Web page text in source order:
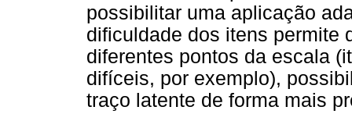
possibilitar uma aplicação
dificuldade dos itens permite
diferentes pontos da escala
difíceis, por exemplo),
traço latente de forma mais